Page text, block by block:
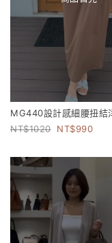
MG440設計感細腰扭結
1020
990